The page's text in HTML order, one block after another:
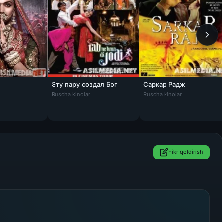
tarjima kino HD
tilida PREMYERA 2018 Uzbekcha tarjima Tas-IX skachat
Эту пару создал Бог
Ruscha kinolar
Саркар Радж
Ruscha kinolar
Fikr qoldirish